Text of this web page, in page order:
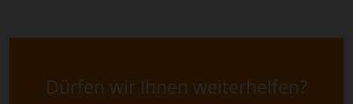
Dürfen wir Ihnen weiterhelfen?